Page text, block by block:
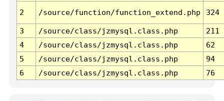
2 /source/function/function_extend.php 324
3 /source/class/jzmysql.class.php
211
4
/source/class/jzmysql.class.php
62
5
/source/class/jzmysql.class.php
94
6
/source/class/jzmysql.class.php 76